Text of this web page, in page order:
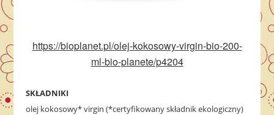
https://bioplanet.pl/olej-kokosowy-virgin-bio-200-
ml-bio-planete/p4204
SKŁADNIKI
olej kokosowy* virgin (*certyfikowany składnik ekologiczny)